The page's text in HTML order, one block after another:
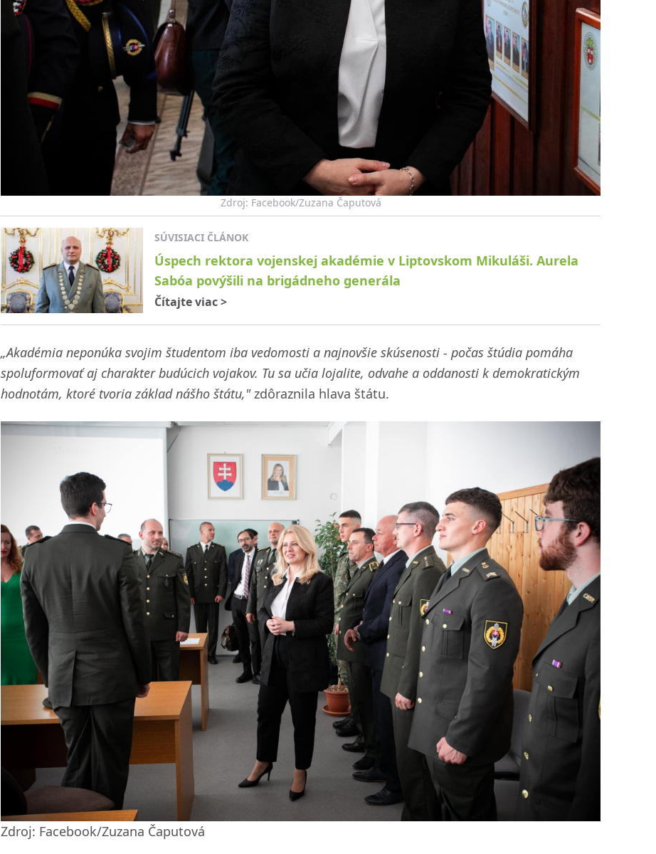
Zdroj: Facebook/Zuzana Čaputová
SÚVISIACI ČLÁNOK
Úspech rektora vojenskej akadémie v Liptovskom Mikuláši. Aurela
Sabóa povýšili na brigádneho generála
Čítajte viac>
„Akadémia neponúka svojim študentom iba vedomosti a najnovšie skúsenosti - počas štúdia pomáha
spoluformovať aj charakter budúcich vojakov. Tu sa učia lojalite, odvahe a oddanosti k demokratickým
hodnotám, ktoré tvoria základ nášho štátu,"zdôraznila hlava štátu.
Zdroj: Facebook/Zuzana Čaputová